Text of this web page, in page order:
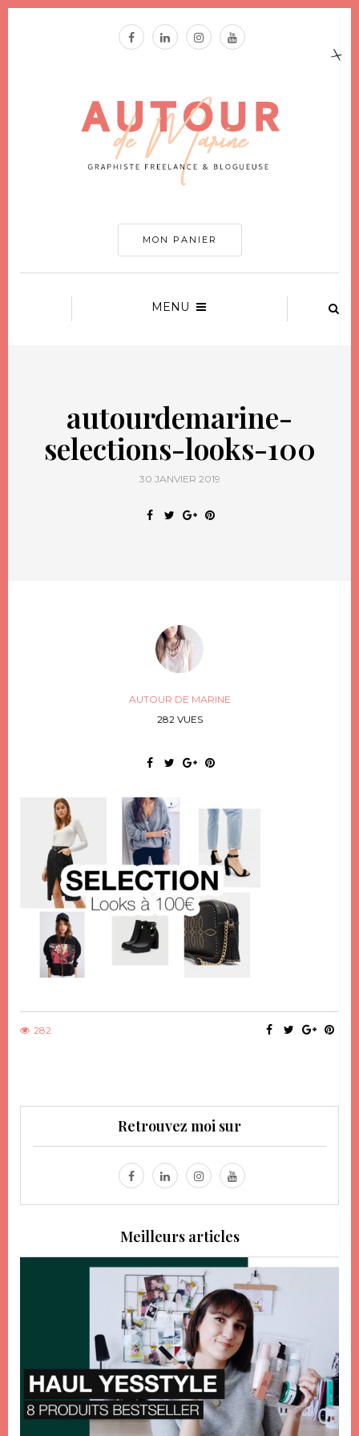
MON PANIER
MENU
autourdemarine-
selections-looks-100
30 JANVIER 2019
AUTOUR DE MARINE
282 VUES
282
Retrouvez moi sur
Meilleurs articles